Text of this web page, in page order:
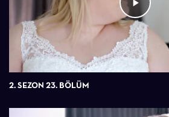
2. SEZON 23. BÖLÜM